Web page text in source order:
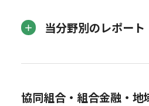
当分野別のレポート
協同組合・組合金融・地